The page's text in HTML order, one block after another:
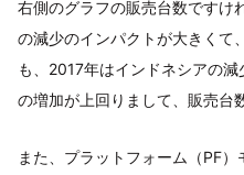
右側のグラフの販売台数ですけ
の減少のインパクトが大きくて
も、2017年はインドネシアの
の増加が上回りまして、販売台
また、プラットフォーム（PF